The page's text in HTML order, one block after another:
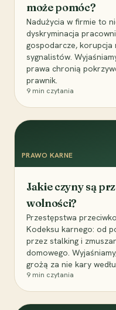
może pomóc?
Nadużycia w firmie to
dyskryminacja
gospodarcze, korupcja
sygnalistów.
prawa chronią
prawnik.
9 min czytania
PRAWO KARNE
Jakie czyny są
wolności?
Przestępstwa
Kodeksu karnego: od
przez stalking i
domowego.
grożą za nie kary
9 min czytania